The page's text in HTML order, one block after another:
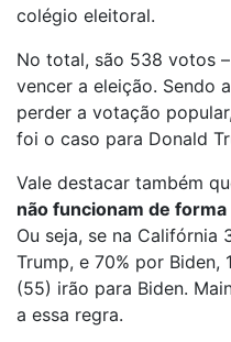
colégio eleitoral.
No total, são 538 votos
vencer a eleição. Sendo
perder a votação
foi o caso para Donald
Vale destacar também
não funcionam de
Ou seja, se na
Trump, e 70% por
(55) irão para Biden.
a essa regra.